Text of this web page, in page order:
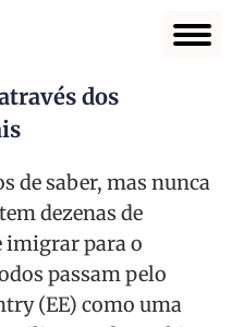
dos
de saber, mas nunca
dezenas de
imigrar para o
passam pelo
(EE) como uma